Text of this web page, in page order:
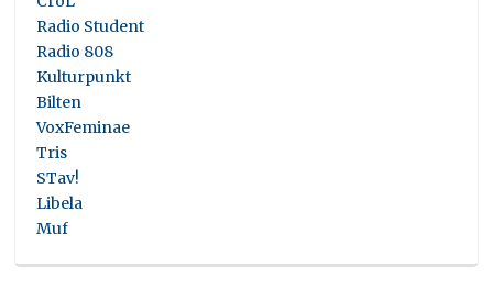
Radio Student
Radio 808
Kulturpunkt
Bilten
VoxFeminae
Tris
STav!
Libela
Muf